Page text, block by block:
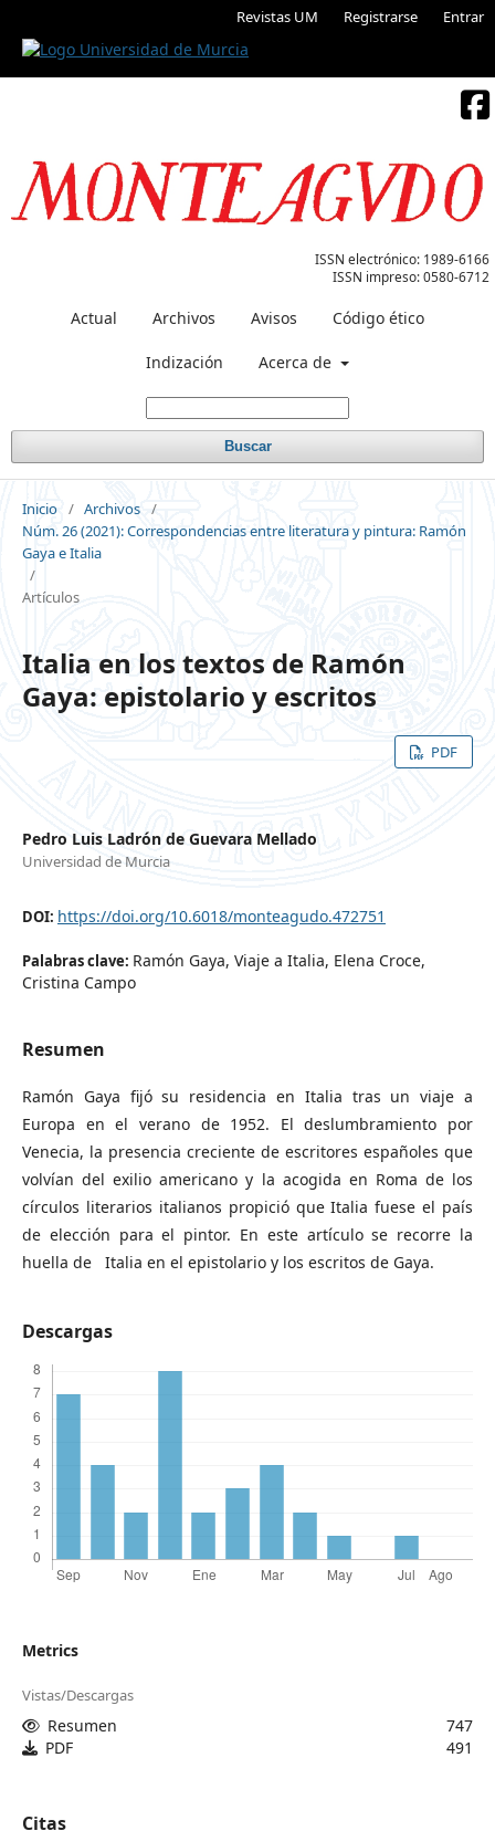
Revistas UM Registrarse Entrar
ISSN electrónico: 1989-6166
ISSN impreso:0580-6712
Actual Archivos Avisos Código ético
Indización Acerca de
Buscar
Inicio / Archivos /
Núm. 26 (2021): Correspondencias entre literatura y pintura: Ramón
Gaya e Italia
/
Artículos
Italia en los textos de Ramón
Gaya: epistolario y escritos
PDF
Pedro Luis Ladrón de Guevara Mellado
Universidad de Murcia
DOI: https://doi.org/10.6018/monteagudo.472751
Palabras clave: Ramón Gaya, Viaje a Italia, Elena Croce,
Cristina Campo
Resumen
Ramón Gaya fijó su residencia en Italia tras un viaje a
Europa en el verano de 1952. El deslumbramiento por
Venecia, la presencia creciente de escritores españoles que
volvían del exilio americano y la acogida en Roma de los
círculos literarios italianos propició que Italia fuese el país
de elección para el pintor. En este artículo se recorre la
huella de Italia en el epistolario y los escritos de Gaya.
Descargas
Metrics
Vistas/Descargas
Resumen
747
PDF
491
Citas